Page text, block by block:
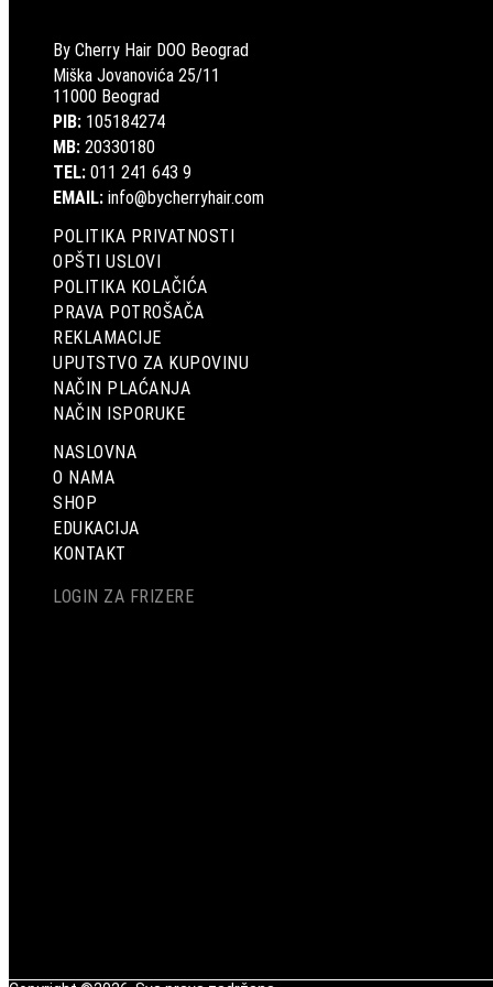
By Cherry Hair DOO Beograd
Miška Jovanovića 25/11
11000 Beograd
PIB: 105184274
MB: 20330180
TEL: 011 241 643 9
EMAIL: info@bycherryhair.com
POLITIKA PRIVATNOSTI
OPŠTI USLOVI
POLITIKA KOLAČIĆA
PRAVA POTROŠAČA
REKLAMACIJE
UPUTSTVO ZA KUPOVINU
NAČIN PLAĆANJA
NAČIN ISPORUKE
NASLOVNA
O NAMA
SHOP
EDUKACIJA
KONTAKT
LOGIN ZA FRIZERE